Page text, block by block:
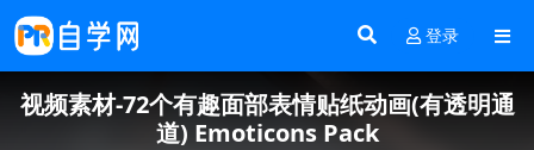
登录
视频素材-72个有趣面部表情贴纸动画(有透明通
道) Emoticons Pack